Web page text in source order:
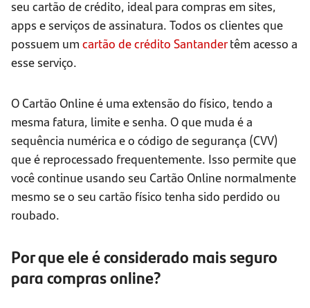
seu cartão de crédito, ideal para compras em sites,
apps e serviços de assinatura. Todos os clientes que
possuem um cartão de crédito Santandertêm acesso a
esse serviço.
O Cartão Online é uma extensão do físico, tendo a
mesma fatura, limite e senha. O que muda é a
sequência numérica e o código de segurança (CVV)
que é reprocessado frequentemente. Isso permite que
você continue usando seu Cartão Online normalmente
mesmo se o seu cartão físico tenha sido perdido ou
roubado.
Por que ele é considerado mais seguro
para compras online?